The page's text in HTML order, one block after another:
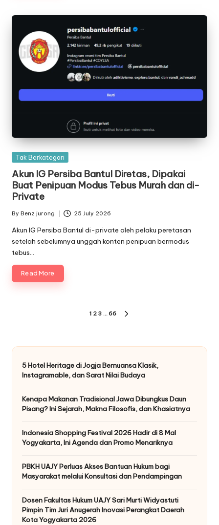
Posted
Tak Berkategori
Akun IG Persiba Bantul Diretas, Dipakai
Buat Penipuan Modus Tebus Murah dan di-
Private
Posted
by
By Benz jurong 25 July 2026
Akun IG Persiba Bantul di-private oleh pelaku peretasan
setelah sebelumnya unggah konten penipuan bermodus
tebus…
Read More
1 2 3 … 66
5 Hotel Heritage di Jogja Bernuansa Klasik,
Instagramable, dan Sarat Nilai Budaya
Kenapa Makanan Tradisional Jawa Dibungkus Daun
Pisang? Ini Sejarah, Makna Filosofis, dan Khasiatnya
Indonesia Shopping Festival 2026 Hadir di 8 Mal
Yogyakarta, Ini Agenda dan Promo Menariknya
PBKH UAJY Perluas Akses Bantuan Hukum bagi
Masyarakat melalui Konsultasi dan Pendampingan
Dosen Fakultas Hukum UAJY Sari Murti Widyastuti
Pimpin Tim Juri Anugerah Inovasi Perangkat Daerah
Kota Yogyakarta 2026